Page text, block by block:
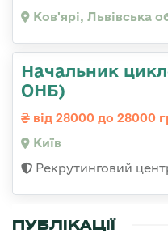
Ков'ярі, Львівська
Начальник
ОНБ)
від 28000 до 28000
Київ
Рекрутинговий
ПУБЛІКАЦІЇ